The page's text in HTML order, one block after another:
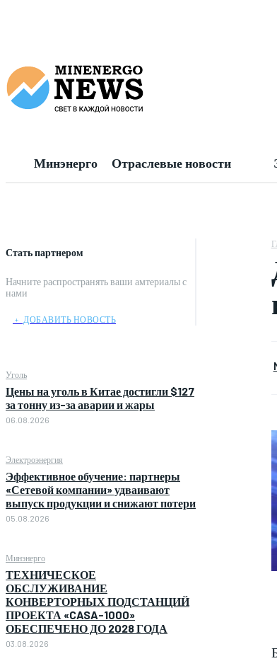
Минэнерго Отраслевые новости
Стать партнером
Начните распространять ваши амтериалы с
нами
﹢ ДОБАВИТЬ НОВОСТЬ
Уголь
Цены на уголь в Китае достигли $127
за тонну из-за аварии и жары
06.08.2026
Электроэнергия
Эффективное обучение: партнеры
«Сетевой компании» удваивают
выпуск продукции и снижают потери
05.08.2026
Минэнерго
ТЕХНИЧЕСКОЕ
ОБСЛУЖИВАНИЕ
КОНВЕРТОРНЫХ ПОДСТАНЦИЙ
ПРОЕКТА «CASA-1000»
ОБЕСПЕЧЕНО ДО 2028 ГОДА
03.08.2026